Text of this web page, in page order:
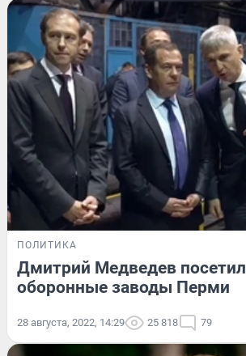
ПОЛИТИКА
Дмитрий Медведев посетил
оборонные заводы Перми
28 августа, 2022, 14:29 25 818 79